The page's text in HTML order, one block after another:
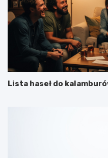
Lista haseł do